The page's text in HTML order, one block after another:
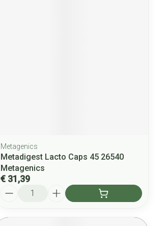
Metagenics
Metadigest Lacto Caps 45 26540
Metagenics
€ 31,39